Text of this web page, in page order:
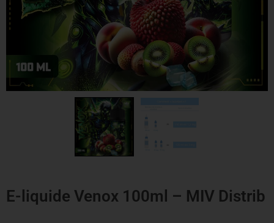
E-liquide Venox 100ml – MIV Distrib